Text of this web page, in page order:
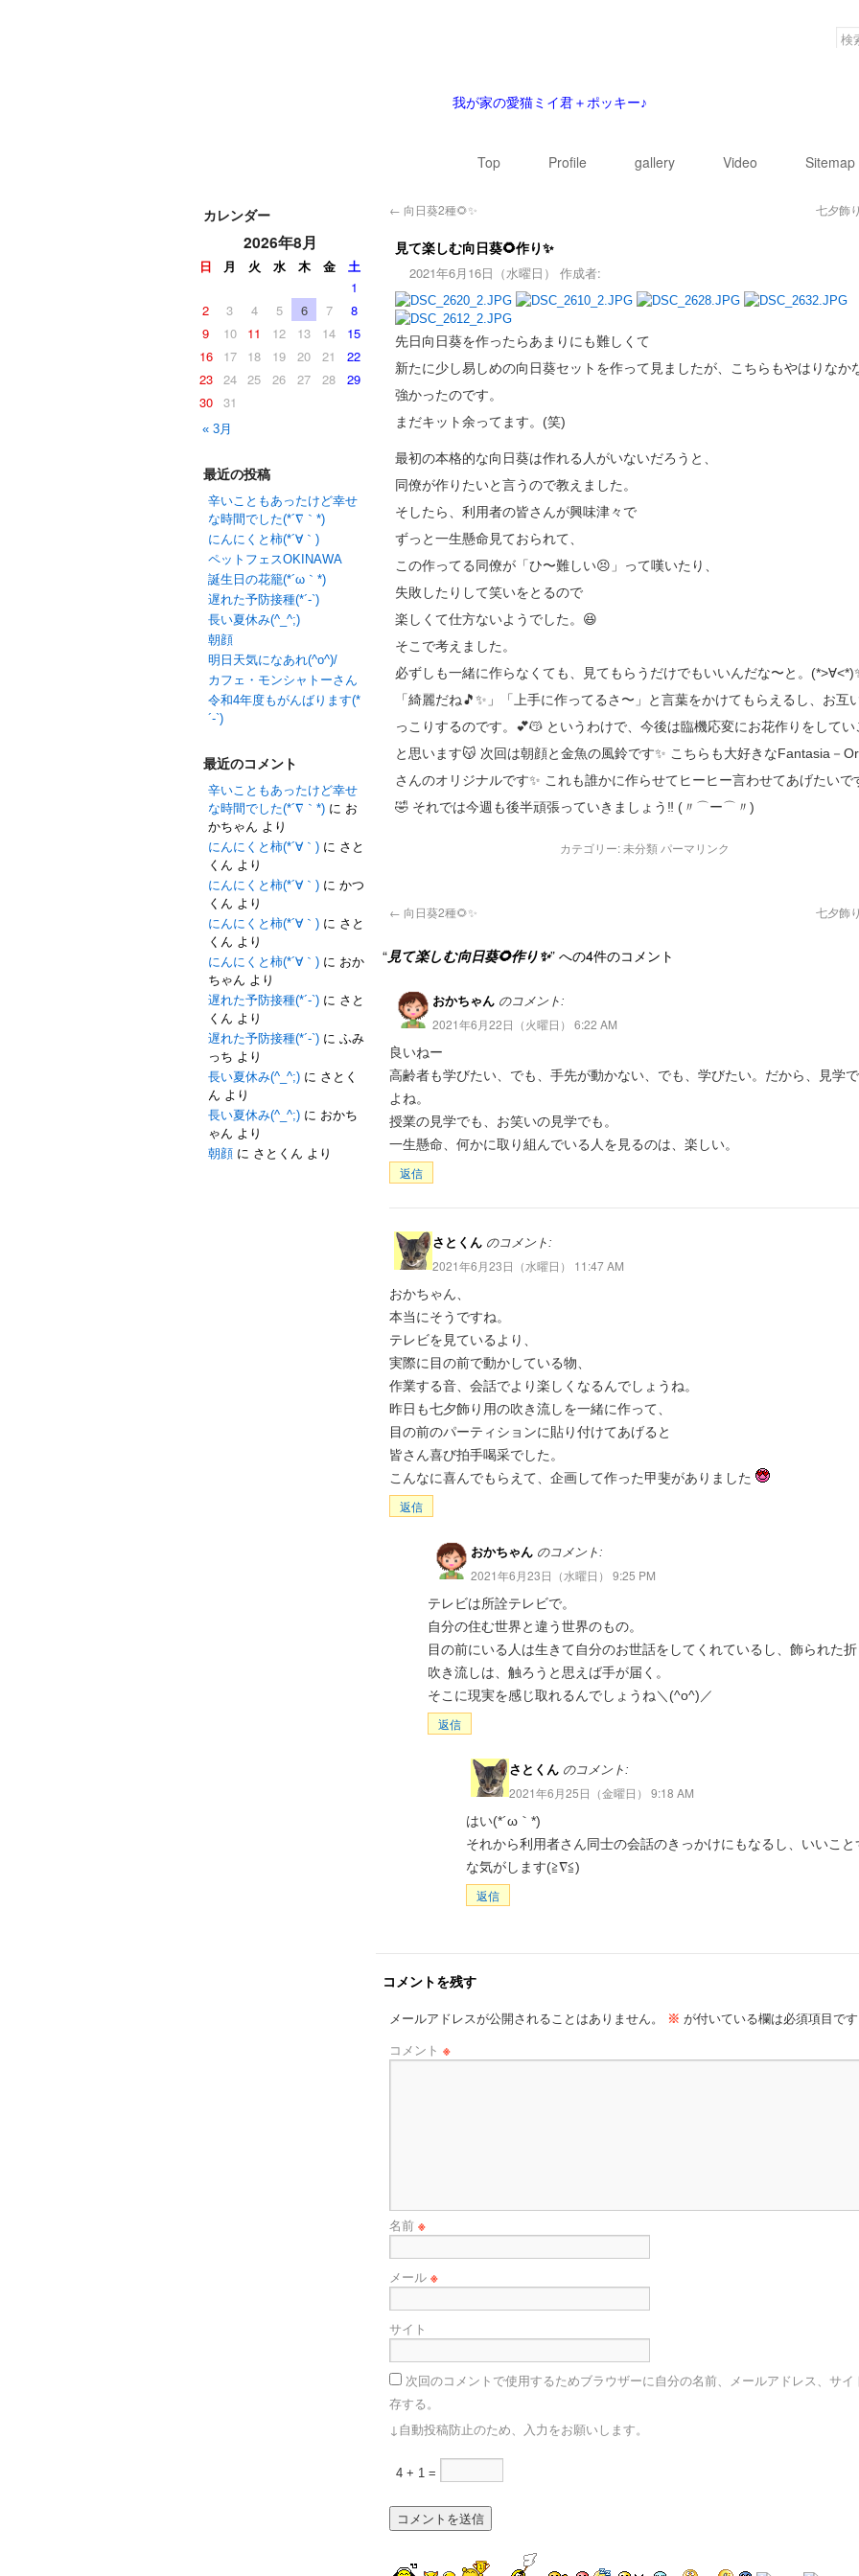
我が家の愛猫ミイ君＋ポッキー♪
Top Profile gallery Video Sitemap
← 向日葵2種🌻✨ 七夕飾
見て楽しむ向日葵🌻作り✨
2021年6月16日（水曜日） 作成者:
先日向日葵を作ったらあまりにも難しくて
新たに少し易しめの向日葵セットを作って見ましたが、こちらもやはりなか
強かったのです。
まだキット余ってます。(笑)
最初の本格的な向日葵は作れる人がいないだろうと、
同僚が作りたいと言うので教えました。
そしたら、利用者の皆さんが興味津々で
ずっと一生懸命見ておられて、
この作ってる同僚が「ひ〜難しい😣」って嘆いたり、
失敗したりして笑いをとるので
楽しくて仕方ないようでした。😆
そこで考えました。
必ずしも一緒に作らなくても、見てもらうだけでもいいんだな〜と。
「綺麗だね🎵✨」「上手に作ってるさ〜」と言葉をかけてもらえるし、お互
っこりするのです。💕😽 というわけで、今後は臨機応変にお花作りをしてい
と思います😽 次回は朝顔と金魚の風鈴です✨ こちらも大好きなFantasia－
さんのオリジナルです✨ これも誰かに作らせてヒーヒー言わせてあげたいで
🤣 それでは今週も後半頑張っていきましょう‼️ (〃⌒ー⌒〃)ゞ
カテゴリー:未分類 パーマリンク
← 向日葵2種🌻✨ 七夕飾
“見て楽しむ向日葵🌻作り✨” への4件のコメント
おかちゃん のコメント:
2021年6月22日（火曜日） 6:22 AM
良いねー
高齢者も学びたい、でも、手先が動かない、でも、学びたい。だから、見学
よね。
授業の見学でも、お笑いの見学でも。
一生懸命、何かに取り組んでいる人を見るのは、楽しい。
返信
さとくん のコメント:
2021年6月23日（水曜日） 11:47 AM
おかちゃん、
本当にそうですね。
テレビを見ているより、
実際に目の前で動かしている物、
作業する音、会話でより楽しくなるんでしょうね。
昨日も七夕飾り用の吹き流しを一緒に作って、
目の前のパーティションに貼り付けてあげると
皆さん喜び拍手喝采でした。
こんなに喜んでもらえて、企画して作った甲斐がありました
返信
おかちゃん のコメント:
2021年6月23日（水曜日） 9:25 PM
テレビは所詮テレビで。
自分の住む世界と違う世界のもの。
目の前にいる人は生きて自分のお世話をしてくれているし、飾られた
吹き流しは、触ろうと思えば手が届く。
そこに現実を感じ取れるんでしょうね＼(^o^)／
返信
さとくん のコメント:
2021年6月25日（金曜日） 9:18 AM
はい(*´ω｀*)
それから利用者さん同士の会話のきっかけにもなるし、いいこと
な気がします(≧∇≦)
返信
コメントを残す
メールアドレスが公開されることはありません。 ※ が付いている欄は必須項目です
コメント ※
名前 ※
メール ※
サイト
次回のコメントで使用するためブラウザーに自分の名前、メールアドレス、サイ
存する。
↓自動投稿防止のため、入力をお願いします。
4 + 1 =
カレンダー
2026年8月
日 月 火 水 木 金
土
1
2
3 4 5 6 7
8
9
10 11 12 13 14
15
16
17 18 19 20 21
22
23
24 25 26 27 28
29
30
31
« 3月
最近の投稿
辛いこともあったけど幸せ
な時間でした(*´∇｀*)
にんにくと柿(*´∀｀)
ペットフェスOKINAWA
誕生日の花籠(*´ω｀*)
遅れた予防接種(*´-`)
長い夏休み(^_^;)
朝顔
明日天気になあれ(^o^)/
カフェ・モンシャトーさん
令和4年度もがんばります(*
´-`)
最近のコメント
辛いこともあったけど幸せ
な時間でした(*´∇｀*) に お
かちゃん より
にんにくと柿(*´∀｀) に さと
くん より
にんにくと柿(*´∀｀) に かつ
くん より
にんにくと柿(*´∀｀) に さと
くん より
にんにくと柿(*´∀｀) に おか
ちゃん より
遅れた予防接種(*´-`) に さと
くん より
遅れた予防接種(*´-`) に ふみ
っち より
長い夏休み(^_^;) に さとく
ん より
長い夏休み(^_^;) に おかち
ゃん より
朝顔 に さとくん より